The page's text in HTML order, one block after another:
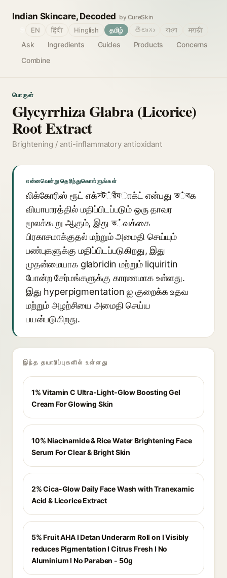
Indian Skincare, Decoded by CureSkin
Ask Ingredients Guides Products
Concerns
Combine
EN हिंदी Hinglish தமிழ் తెలుగు বাংলা मराठी
பொருள்
Glycyrrhiza Glabra (Licorice)
Root Extract
Brightening / anti-inflammatory antioxidant
என்னவென்று தெரிந்துகொள்ளுங்கள்
லிக்கோரிஸ் ரூட் எக்সট்র็যாக்ட் என்பது ত்বக
வியாபாரத்தில் மதிப்பிடப்படும் ஒரு தாவர
மூலக்கூறு ஆகும், இது ত்வக்கை
பிரகாசமாக்குதல் மற்றும் அமைதி செய்யும்
பண்புகளுக்கு மதிப்பிடப்படுகிறது, இது
முதன்மையாக glabridin மற்றும் liquiritin
போன்ற சேர்மங்களுக்கு காரணமாக உள்ளது.
இது hyperpigmentation ஐ குறைக்க உதவ
மற்றும் அழற்சியை அமைதி செய்ய
பயன்படுகிறது.
இந்த தயாரிப்புகளில் உள்ளது
1% Vitamin C Ultra-Light-Glow Boosting Gel
Cream For Glowing Skin
10% Niacinamide & Rice Water Brightening Face
Serum For Clear & Bright Skin
2% Cica-Glow Daily Face Wash with Tranexamic
Acid & Licorice Extract
5% Fruit AHA I Detan Underarm Roll on I Visibly
reduces Pigmentation I Citrus Fresh I No
Aluminium I No Paraben - 50g